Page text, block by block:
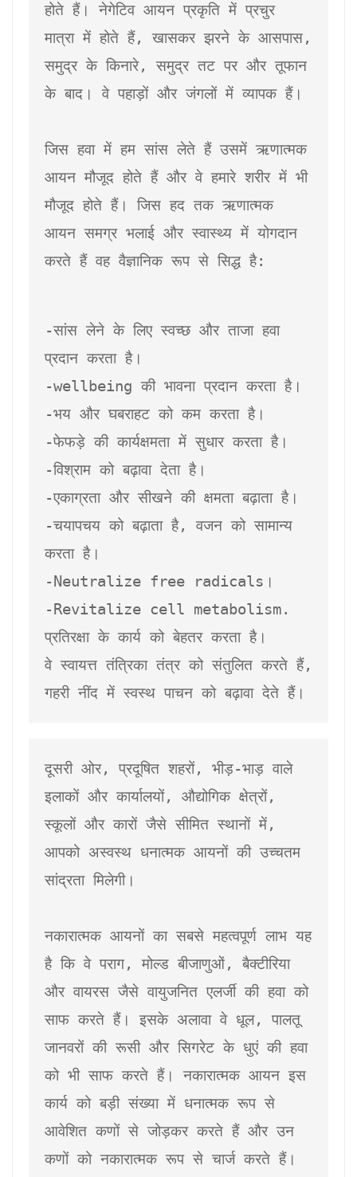
होते हैं। नेगेटिव आयन प्रकृति में प्रचुर
मात्रा में होते हैं, खासकर झरने के आसपास,
समुद्र के किनारे, समुद्र तट पर और तूफान
के बाद। वे पहाड़ों और जंगलों में व्यापक हैं।
जिस हवा में हम सांस लेते हैं उसमें ऋणात्मक
आयन मौजूद होते हैं और वे हमारे शरीर में भी
मौजूद होते हैं। जिस हद तक ऋणात्मक
आयन समग्र भलाई और स्वास्थ्य में योगदान
-सांस लेने के लिए स्वच्छ और ताजा हवा
प्रदान करता है।
-wellbeing की भावना प्रदान करता है।
-भय और घबराहट को कम करता है।
-फेफड़े की कार्यक्षमता में सुधार करता है।
-विश्राम को बढ़ावा देता है।
-एकाग्रता और सीखने की क्षमता बढ़ाता है।
-चयापचय को बढ़ाता है, वजन को सामान्य
करता है।
-Neutralize free radicals।
-Revitalize cell metabolism.
प्रतिरक्षा के कार्य को बेहतर करता है।
वे स्वायत्त तंत्रिका तंत्र को संतुलित करते हैं,
गहरी नींद में स्वस्थ पाचन को बढ़ावा देते हैं।
दूसरी ओर, प्रदूषित शहरों, भीड़-भाड़ वाले
इलाकों और कार्यालयों, औद्योगिक क्षेत्रों,
स्कूलों और कारों जैसे सीमित स्थानों में,
आपको अस्वस्थ धनात्मक आयनों की उच्चतम
सांद्रता मिलेगी।
नकारात्मक आयनों का सबसे महत्वपूर्ण लाभ यह
है कि वे पराग, मोल्ड बीजाणुओं, बैक्टीरिया
और वायरस जैसे वायुजनित एलर्जी की हवा को
साफ करते हैं। इसके अलावा वे धूल, पालतू
जानवरों की रूसी और सिगरेट के धुएं की हवा
को भी साफ करते हैं। नकारात्मक आयन इस
कार्य को बड़ी संख्या में धनात्मक रूप से
आवेशित कणों से जोड़कर करते हैं और उन
कणों को नकारात्मक रूप से चार्ज करते हैं।